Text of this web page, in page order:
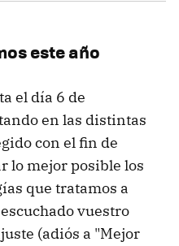
este año
el día 6 de
en las distintas
con el fin de
lo mejor posible los
que tratamos a
vuestro
(adiós a "Mejor